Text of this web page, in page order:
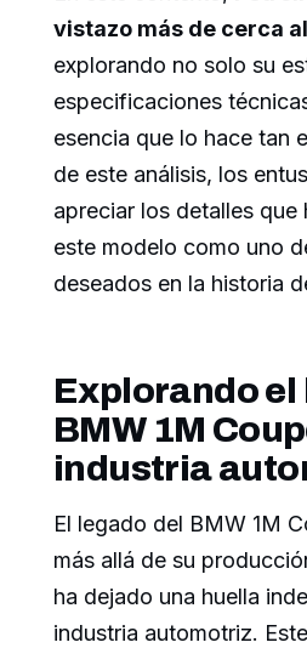
vistazo más de cerca
explorando no solo su
especificaciones
esencia que lo hace tan
de este análisis, los
apreciar los detalles que
este modelo como uno
deseados en la historia
Explorando el
BMW 1M
industria
El legado del BMW 1M
más allá de su
ha dejado una huella
industria automotriz.